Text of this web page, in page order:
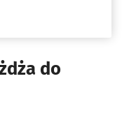
do